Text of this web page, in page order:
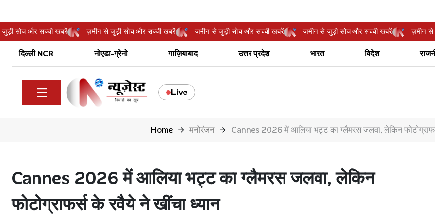
से जुड़ी सोच और सच्ची खबरें ज़मीन से जुड़ी सोच और सच्ची खबरें ज़मीन से जुड़ी सोच और सच्ची खबरें ज़मीन से जुड़ी सोच और सच्ची खबरें
दिल्ली NCR नोएडा-ग्रेनो गाज़ियाबाद उत्तर प्रदेश भारत विदेश
Live
Home मनोरंजन Cannes 2026 में आलिया भट्ट का ग्लैमरस जलवा, लेकिन
Cannes 2026 में आलिया भट्ट का ग्लैमरस जलवा, लेकिन
फोटोग्राफर्स के रवैये ने खींचा ध्यान